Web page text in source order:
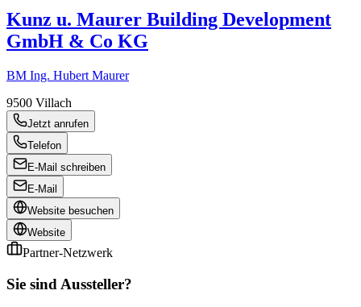
Kunz u. Maurer Building Development
GmbH & Co KG
BM Ing. Hubert Maurer
9500 Villach
Jetzt anrufen
Telefon
E-Mail schreiben
E-Mail
Website besuchen
Website
Partner-Netzwerk
Sie sind Aussteller?